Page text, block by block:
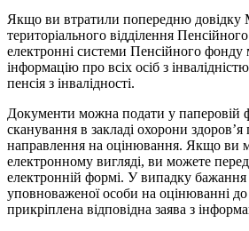
Якщо ви втратили попередню довідку
територіального відділення
електронні системи Пенсійного фонду
інформацію про всіх осіб з
пенсія з інвалідності.
Документи можна подати у паперовій
сканування в закладі охорони
направлення на оцінювання. Якщо ви
електронному вигляді, ви можете
електронній формі. У випадку бажання
уповноваженої особи на оцінюванні
прикріплена відповідна заява з